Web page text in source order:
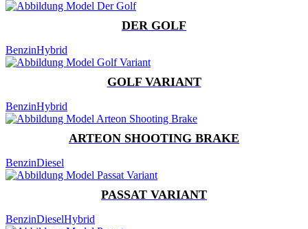
DER GOLF
BenzinHybrid
GOLF VARIANT
BenzinHybrid
ARTEON SHOOTING BRAKE
BenzinDiesel
PASSAT VARIANT
BenzinDieselHybrid